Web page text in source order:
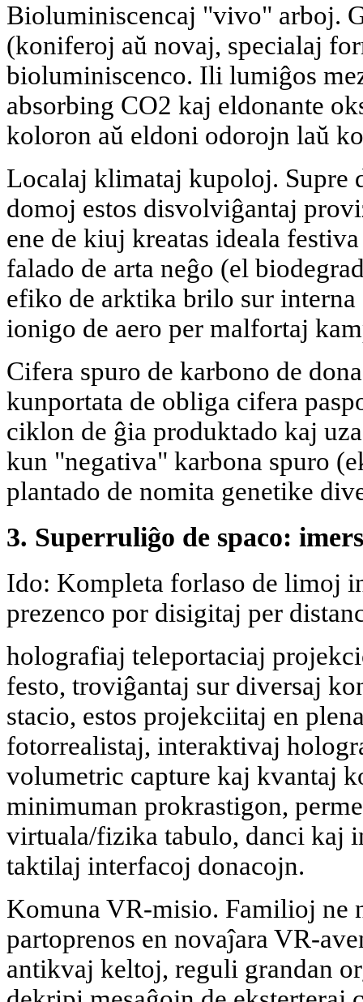
Bioluminiscencaj "vivo" arboj.
(koniferoj aŭ novaj, specialaj
bioluminiscenco. Ili lumiĝos
absorbing CO2 kaj eldonante
koloron aŭ eldoni odorojn laŭ
Localaj klimataj kupoloj. Supre
domoj estos disvolviĝantaj
ene de kiuj kreatas ideala
falado de arta neĝo (el
efiko de arktika brilo sur
ionigo de aero per malfortaj
Cifera spuro de karbono de
kunportata de obliga cifera
ciklon de ĝia produktado kaj
kun "negativa" karbona spuro
plantado de nomita genetike
3. Superruliĝo de spaco:
Ido: Kompleta forlaso de limoj
prezenco por disigitaj per
holografiaj teleportaciaj
festo, troviĝantaj sur diversaj
stacio, estos projekciitaj en
fotorrealistaj, interaktivaj
volumetric capture kaj kvantaj
minimuman prokrastigon,
virtuala/fizika tabulo, danci kaj
taktilaj interfacoj donacojn.
Komuna VR-misio. Familioj ne
partoprenos en novaĵara VR-
antikvaj keltoj, reguli grandan